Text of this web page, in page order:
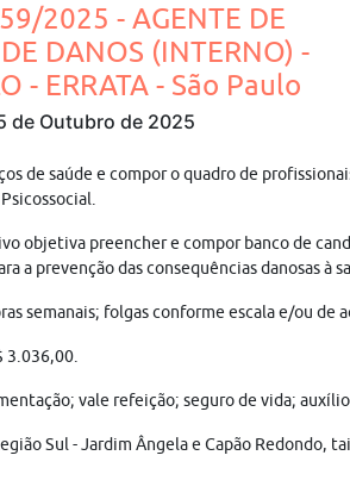
2025 - AGENTE DE
DANOS (INTERNO) -
- ERRATA - São Paulo
de Outubro de 2025
de saúde e compor o quadro de
objetiva preencher e compor banco de
a prevenção das consequências danosas
semanais; folgas conforme escala e/ou
3.036,00.
vale refeição; seguro de vida;
Sul - Jardim Ângela e Capão Redondo,